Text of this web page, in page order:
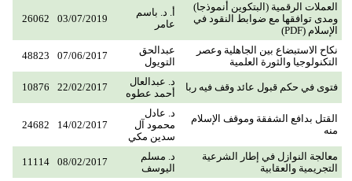
العملات الرقمية (البتكوين أنموذجا)
ومدى توافقها مع ضوابط النقود في
الإسلام (PDF)
أ. د. باسم
عامر
03/07/2019
26062
نكاح الاستبضاع بين الجاهلية وعصر
التكنولوجيا والثورة العلمية
عبدالحق
التويول
07/06/2017
48823
فتوى في حكم قبول عائد وقف فيه ربا
د. عبدالعال
أحمد عطوه
22/02/2017
10876
القتل بدافع الشفقة وموقف الإسلام
منه
د. عادل
محمود آل
سدين مكي
14/02/2017
24682
معالجة النوازل في إطار الشرعية
التجريمية والعقابية
د. مسلم
اليوسف
08/02/2017
11114